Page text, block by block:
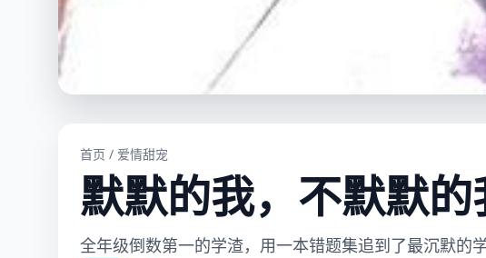
首页 / 爱情甜宠
默默的我，不默默的
全年级倒数第一的学渣，用一本错题集追到了最沉默的学